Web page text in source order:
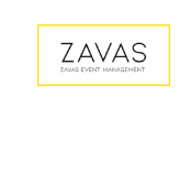
content